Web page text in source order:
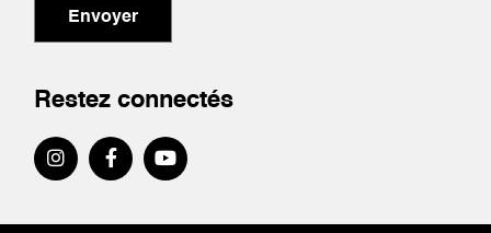
Envoyer
Restez connectés